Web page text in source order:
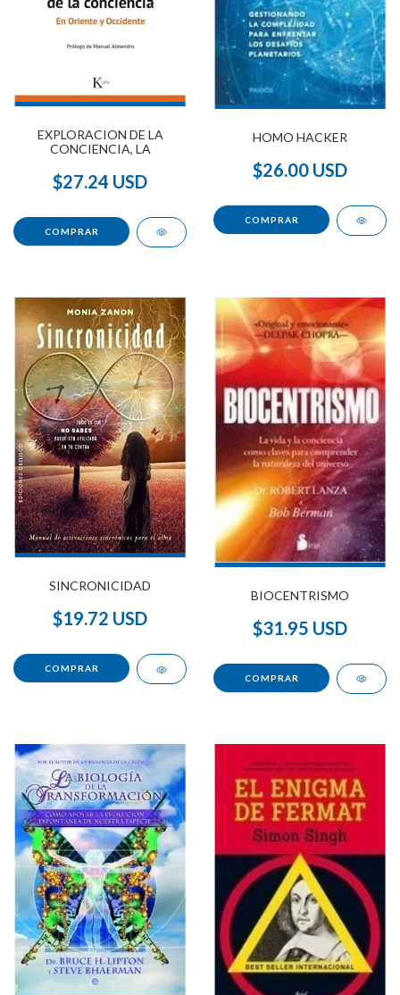
EXPLORACION DE LA
CONCIENCIA, LA
$27.24 USD
HOMO HACKER
$26.00 USD
SINCRONICIDAD
$19.72 USD
BIOCENTRISMO
$31.95 USD